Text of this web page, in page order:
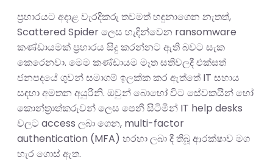
ප්‍රහාරයට අදාළ වැරදිකරු තවමත් හඳුනාගෙන නැතත්,
Scattered Spider ලෙස හැඳින්වෙන ransomware
කණ්ඩායමක් ප්‍රහාරය සිදු කරන්නට ඇති බවට සැක
කෙරෙනවා. මෙම කණ්ඩායම මෑත සතිවලදී එක්සත්
ජනපදයේ ගුවන් සමාගම් ඉලක්ක කර ඇත්තේ IT සහාය
සඳහා අමතන අයුරිනි. ඔවුන් බොහෝ විට සේවකයින් හෝ
කොන්ත්‍රාත්කරුවන් ලෙස පෙනී සිටිමින් IT help desks
වලට access ලබා ගෙන, multi-factor
authentication (MFA) හරහා ලබා දී තිබූ ආරක්ෂාව මග
හැර ගොස් ඇත.